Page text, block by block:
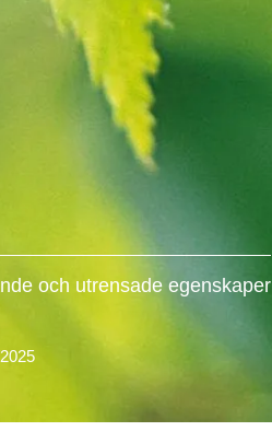
och utrensade egenskaper